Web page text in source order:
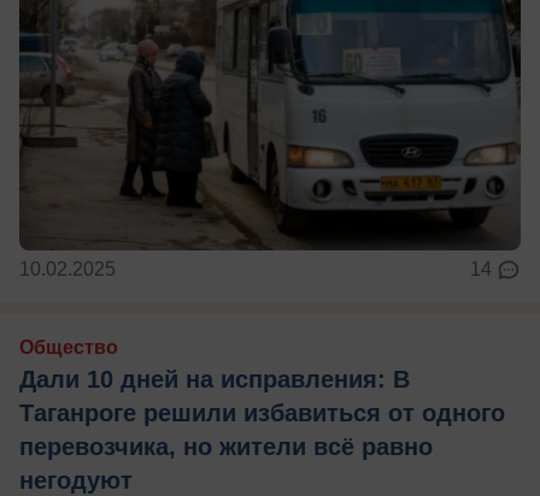
10.02.2025 14
Общество
Дали 10 дней на исправления: В
Таганроге решили избавиться от одного
перевозчика, но жители всё равно
негодуют